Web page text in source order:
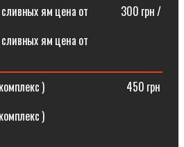
сливных ям цена от⠀⠀⠀⠀300 грн /
ям цена от
( комплекс )⠀⠀⠀⠀⠀⠀⠀⠀⠀⠀450 грн
)